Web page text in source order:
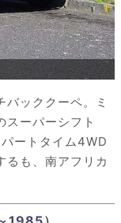
ッククーペ。ミ
スーパーシフト
ートタイム4WD
るも、南アフリカ